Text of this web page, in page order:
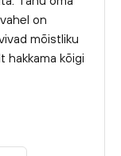
on
mõistliku
hakkama kõigi